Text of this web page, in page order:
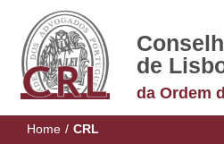
de
da Ordem
Home / CRL